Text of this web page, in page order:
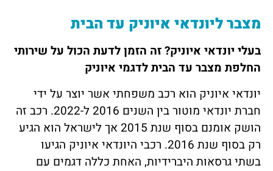
מצבר ליונדאי איוניק עד הבית
בעלי יונדאי איוניק? זה הזמן לדעת הכול על שירותי
החלפת מצבר עד הבית לדגמי איוניק
יונדאי איוניק הוא רכב משפחתי אשר יוצר על ידי
חברת יונדאי מוטור בין השנים 2016 ל-2022. רכב זה
הושק אומנם בסוף שנת 2015 אך לישראל הוא הגיע
רק בסוף שנת 2016. רכבי היונדאי איוניק הגיעו
בשתי גרסאות היברידיות, האחת כללה דגמים עם